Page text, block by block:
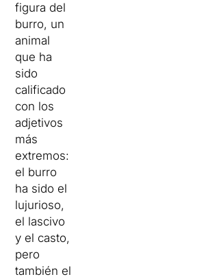
figura del
burro, un
animal
que ha
sido
calificado
con los
adjetivos
más
extremos:
el burro
ha sido el
lujurioso,
el lascivo
y el casto,
pero
también el